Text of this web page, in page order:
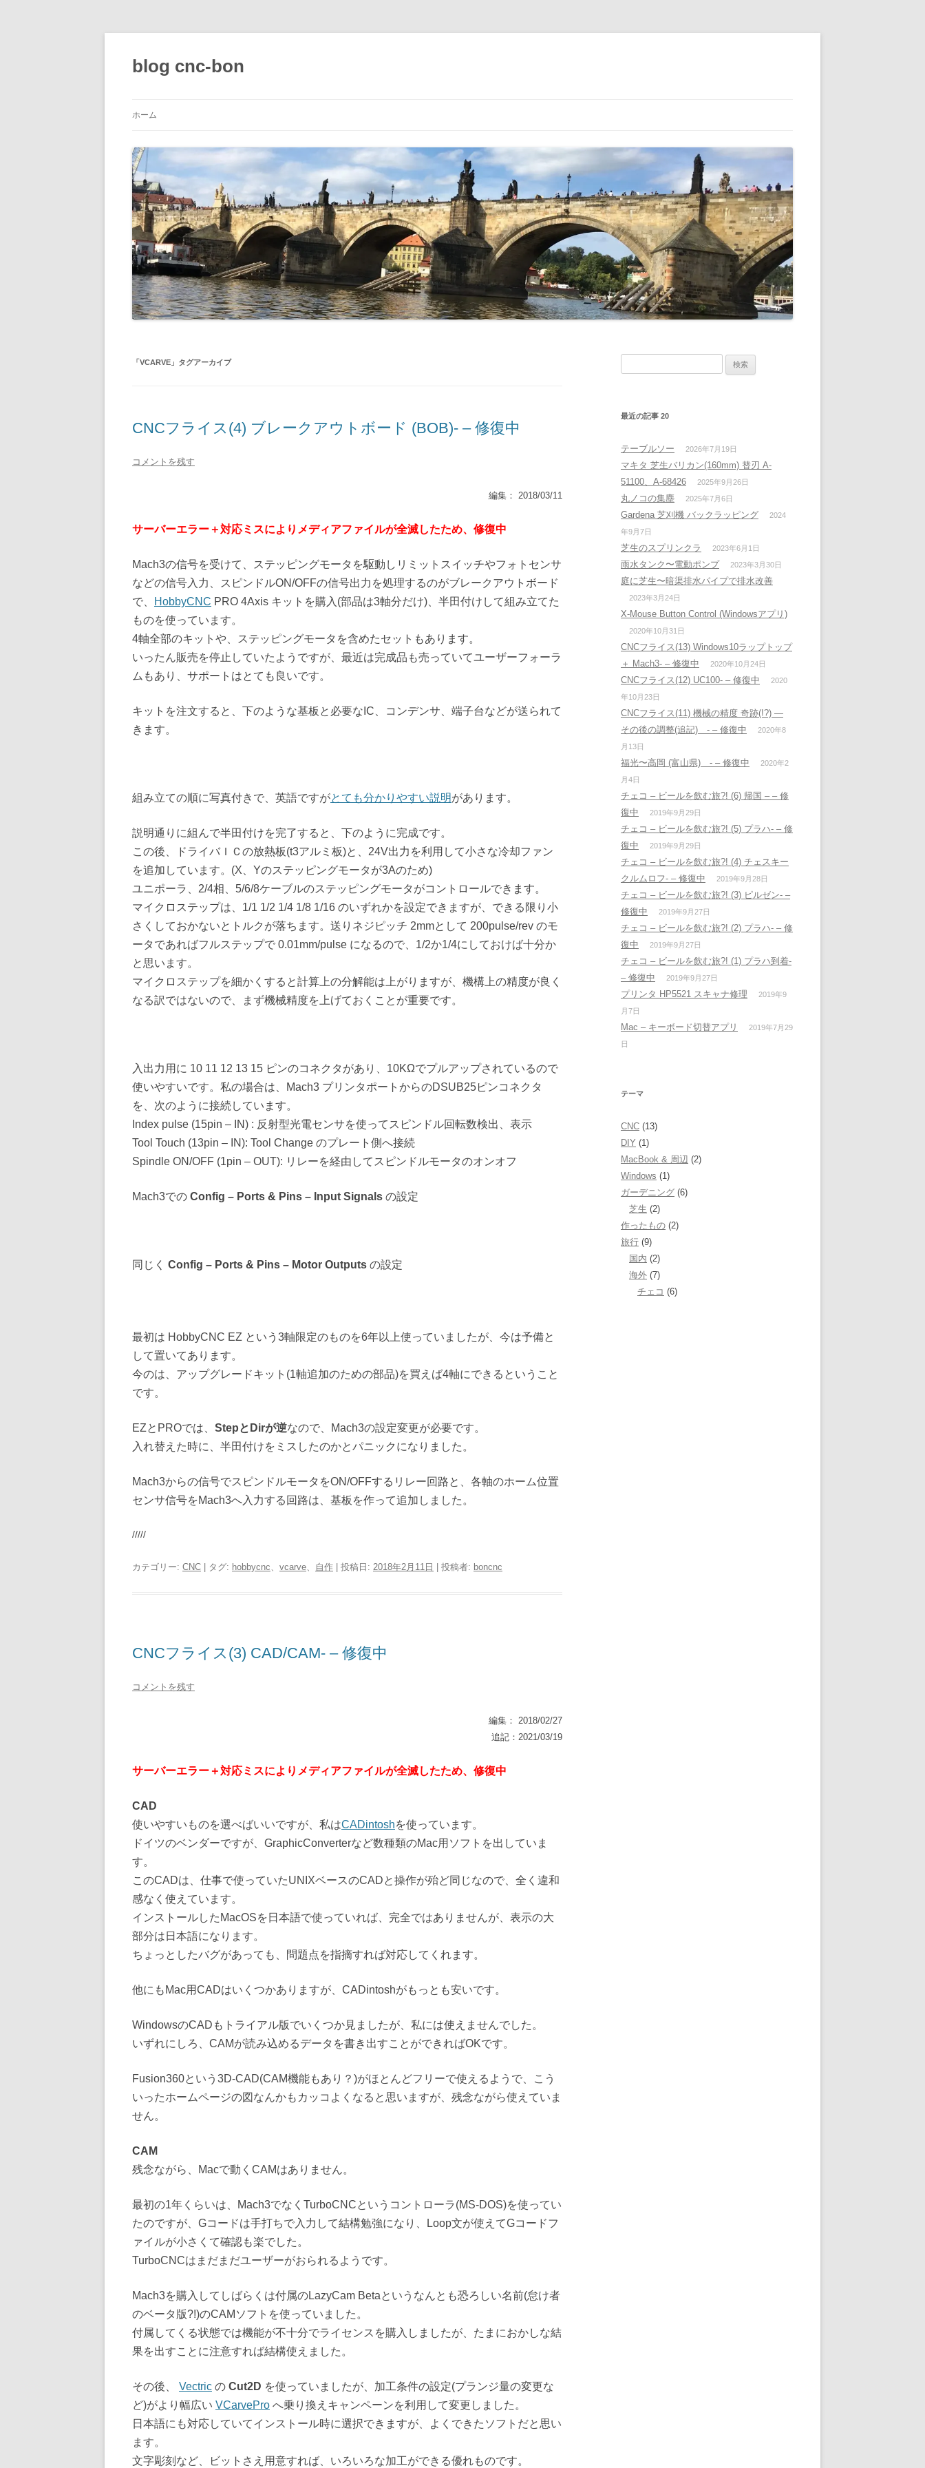
ン
ツ
ッ
blog cnc-bon
ホーム
「VCARVE 」タグアーカイブ
CNCフライス(4) ブレークアウトボード (BOB)- – 修復中
コメントを残す
編集： 2018/03/11
サーバーエラー＋対応ミスによりメディアファイルが全滅したため、修復中
Mach3の信号を受けて、ステッピングモータを駆動しリミットスイッチやフォトセンサ
などの信号入力、スピンドルON/OFFの信号出力を処理するのがブレークアウトボード
で、
HobbyCNC PRO 4Axis キットを購入(部品は3軸分だけ)、半田付けして組み立てた
ものを使っています。
4軸全部のキットや、ステッピングモータを含めたセットもあります。
いったん販売を停止していたようですが、最近は完成品も売っていてユーザーフォーラ
ムもあり、サポートはとても良いです。
キットを注文すると、下のような基板と必要なIC、コンデンサ、端子台などが送られて
きます。
組み立ての順に写真付きで、英語ですがとても分かりやすい説明があります。
説明通りに組んで半田付けを完了すると、下のように完成です。
この後、ドライバＩＣの放熱板(t3アルミ板)と、24V出力を利用して小さな冷却ファン
を追加しています。(X、Yのステッピングモータが3Aのため)
ユニポーラ、2/4相、5/6/8ケーブルのステッピングモータがコントロールできます。
マイクロステップは、1/1 1/2 1/4 1/8 1/16 のいずれかを設定できますが、できる限り小
さくしておかないとトルクが落ちます。送りネジピッチ 2mmとして 200pulse/rev のモ
ータであればフルステップで 0.01mm/pulse になるので、1/2か1/4にしておけば十分か
と思います。
マイクロステップを細かくすると計算上の分解能は上がりますが、機構上の精度が良く
なる訳ではないので、まず機械精度を上げておくことが重要です。
入出力用に 10 11 12 13 15 ピンのコネクタがあり、10KΩでプルアップされているので
使いやすいです。私の場合は、Mach3 プリンタポートからのDSUB25ピンコネクタ
を、次のように接続しています。
Index pulse (15pin – IN) : 反射型光電センサを使ってスピンドル回転数検出、表示
Tool Touch (13pin – IN): Tool Change のプレート側へ接続
Spindle ON/OFF (1pin – OUT): リレーを経由してスピンドルモータのオンオフ
Mach3での Config – Ports & Pins – Input Signals の設定
同じく Config – Ports & Pins – Motor Outputs の設定
最初は HobbyCNC EZ という3軸限定のものを6年以上使っていましたが、今は予備と
して置いてあります。
今のは、アップグレードキット(1軸追加のための部品)を買えば4軸にできるということ
です。
EZとPROでは、 StepとDirが逆なので、Mach3の設定変更が必要です。
入れ替えた時に、半田付けをミスしたのかとパニックになりました。
Mach3からの信号でスピンドルモータをON/OFFするリレー回路と、各軸のホーム位置
センサ信号をMach3へ入力する回路は、基板を作って追加しました。
/////
カテゴリー: CNC | タグ: hobbycnc vcarve 自作 | 投稿日: 2018年2月11日 投稿者: boncnc
CNCフライス(3) CAD/CAM- – 修復中
コメントを残す
編集： 2018/02/27
追記：2021/03/19
サーバーエラー＋対応ミスによりメディアファイルが全滅したため、修復中
CAD
使いやすいものを選べばいいですが、私はCADintoshを使っています。
ドイツのベンダーですが、GraphicConverterなど数種類のMac用ソフトを出していま
す。
このCADは、仕事で使っていたUNIXベースのCADと操作が殆ど同じなので、全く違和
感なく使えています。
インストールしたMacOSを日本語で使っていれば、完全ではありませんが、表示の大
部分は日本語になります。
ちょっとしたバグがあっても、問題点を指摘すれば対応してくれます。
他にもMac用CADはいくつかありますが、CADintoshがもっとも安いです。
WindowsのCADもトライアル版でいくつか見ましたが、私には使えませんでした。
いずれにしろ、CAMが読み込めるデータを書き出すことができればOKです。
Fusion360という3D-CAD(CAM機能もあり？)がほとんどフリーで使えるようで、こう
いったホームページの図なんかもカッコよくなると思いますが、残念ながら使えていま
せん。
CAM
残念ながら、Macで動くCAMはありません。
最初の1年くらいは、Mach3でなくTurboCNCというコントローラ(MS-DOS)を使ってい
たのですが、Gコードは手打ちで入力して結構勉強になり、Loop文が使えてGコードフ
ァイルが小さくて確認も楽でした。
TurboCNCはまだまだユーザーがおられるようです。
Mach3を購入してしばらくは付属のLazyCam Betaというなんとも恐ろしい名前(怠け者
のベータ版?!)のCAMソフトを使っていました。
付属してくる状態では機能が不十分でライセンスを購入しましたが、たまにおかしな結
果を出すことに注意すれば結構使えました。
その後、 Vectric の Cut2D を使っていましたが、加工条件の設定(プランジ量の変更な
ど)がより幅広い VCarvePro へ乗り換えキャンペーンを利用して変更しました。
日本語にも対応していてインストール時に選択できますが、よくできたソフトだと思い
ます。
文字彫刻など、ビットさえ用意すれば、いろいろな加工ができる優れものです。
最近の記事 20
テーブルソー 2026年7月19日
マキタ 芝生バリカン(160mm) 替刃 A-
51100、A-68426
2025年9月26日
丸ノコの集塵 2025年7月6日
Gardena 芝刈機 バックラッピング
2024
年9月7日
芝生のスプリンクラ 2023年6月1日
雨水タンク〜電動ポンプ 2023年3月30日
庭に芝生〜暗渠排水パイプで排水改善
2023年3月24日
X-Mouse Button Control (Windowsアプリ)
2020年10月31日
CNCフライス(13) Windows10ラップトップ
＋ Mach3- – 修復中
2020年10月24日
CNCフライス(12) UC100- – 修復中
2020
年10月23日
CNCフライス(11) 機械の精度 奇跡(!?) —
その後の調整(追記) - – 修復中
2020年8
月13日
福光〜高岡 (富山県) - – 修復中
2020年2
月4日
チェコ – ビールを飲む旅?! (6) 帰国 – – 修
復中
2019年9月29日
チェコ – ビールを飲む旅?! (5) プラハ- – 修
復中
2019年9月29日
チェコ – ビールを飲む旅?! (4) チェスキー
クルムロフ- – 修復中
2019年9月28日
チェコ – ビールを飲む旅?! (3) ピルゼン- –
修復中
2019年9月27日
チェコ – ビールを飲む旅?! (2) プラハ- – 修
復中
2019年9月27日
チェコ – ビールを飲む旅?! (1) プラハ到着-
– 修復中
2019年9月27日
プリンタ HP5521 スキャナ修理
2019年9
月7日
Mac – キーボード切替アプリ
2019年7月29
日
テーマ
CNC (13)
DIY (1)
MacBook & 周辺 (2)
Windows (1)
ガーデニング (6)
芝生 (2)
作ったもの (2)
旅行 (9)
国内 (2)
海外 (7)
チェコ (6)